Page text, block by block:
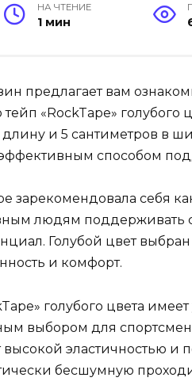
НА ЧТЕНИЕ
1 мин
предлагает вам
«RockTape»
и 5 сантиметров в
способом
зарекомендовала себя
людям поддерживать
Голубой цвет
и комфорт.
голубого цвета
выбором для
эластичностью и
бесшумную